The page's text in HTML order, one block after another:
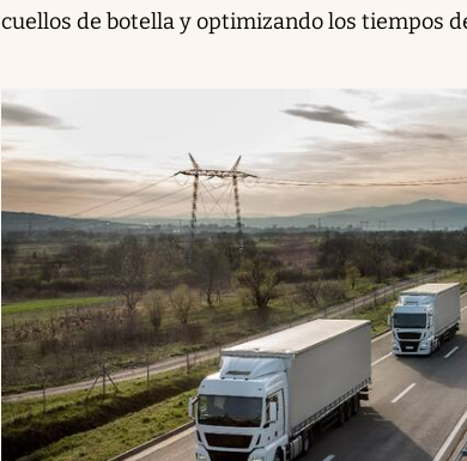
cuellos de botella y optimizando los tiempos